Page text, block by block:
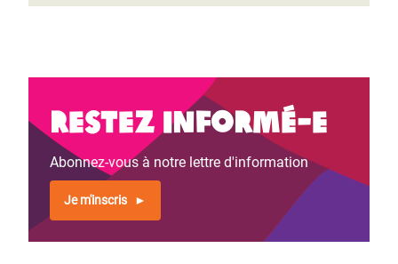
Restez informé-e
Abonnez-vous à notre lettre d'information
Je m'inscris